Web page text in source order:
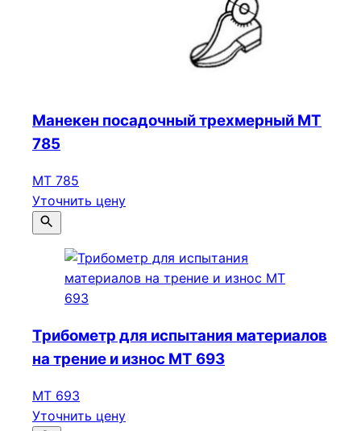
Манекен посадочный трехмерный МТ
785
МТ 785
Уточнить цену
Трибометр для испытания материалов
на трение и износ МТ 693
МТ 693
Уточнить цену